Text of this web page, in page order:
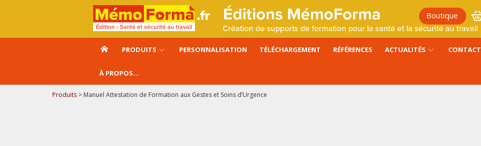
Boutique
PRODUITS PERSONNALISATION TÉLÉCHARGEMENT RÉFÉRENCES ACTUALITÉS CONTACT
À PROPOS…
Produits > Manuel Attestation de Formation aux Gestes et Soins d’Urgence